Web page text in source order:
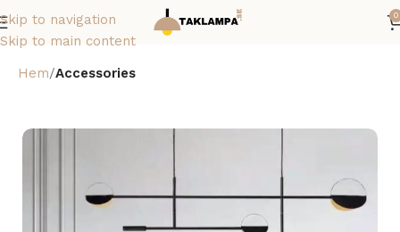
Skip to navigation
Skip to main content
0
Hem Accessories